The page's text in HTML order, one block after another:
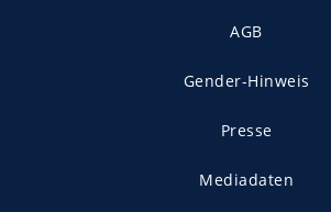
AGB
Gender-Hinweis
Presse
Mediadaten